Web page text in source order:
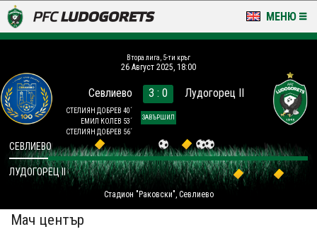
МЕНЮ
LUDOGORETS TV
НА ТЕРЕНА
СТАДИОН & БАЗИ
КЛУБ
ЗА ФЕНОВЕ
Втора лига, 5-ти кръг
26 Август 2025, 18:00
Севлиево
СТЕЛИЯН ДОБРЕВ 40´
ЕМИЛ КОЛЕВ 53´
СТЕЛИЯН ДОБРЕВ 56´
3 : 0
ЗАВЪРШИЛ
Лудогорец II
Стадион "Раковски", Севлиево
СЕВЛИЕВО
ЛУДОГОРЕЦ II
Мач център